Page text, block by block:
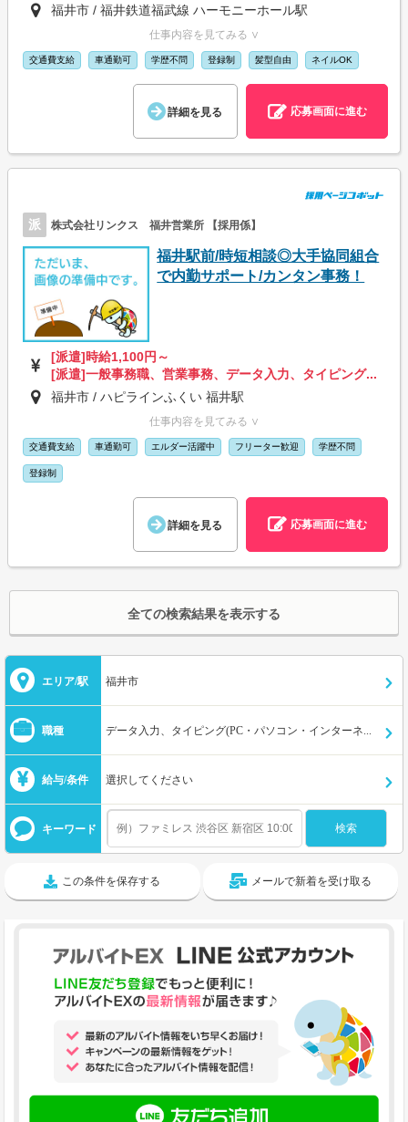
福井市 / 福井鉄道福武線 ハーモニーホール駅
仕事内容を見てみる ∨
交通費支給 車通勤可 学歴不問 登録制 髪型自由 ネイルOK
詳細を見る 応募画面に進む
派 株式会社リンクス 福井営業所 【採用係】
福井駅前/時短相談◎大手協同組合
で内勤サポート/カンタン事務！
[派遣]時給1,100円～
[派遣]一般事務職、営業事務、データ入力、タイピング...
福井市 / ハピラインふくい 福井駅
仕事内容を見てみる ∨
交通費支給 車通勤可 エルダー活躍中 フリーター歓迎 学歴不問
登録制
詳細を見る 応募画面に進む
全ての検索結果を表示する
エリア/駅 福井市
職種
給与/条件 選択してください
キーワード
この条件を保存する メールで新着を受け取る